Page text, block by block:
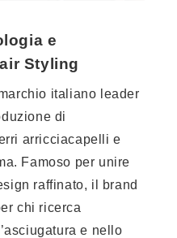
e
Styling
italiano leader
di
arricciacapelli e
Famoso per unire
raffinato, il brand
chi ricerca
e nello